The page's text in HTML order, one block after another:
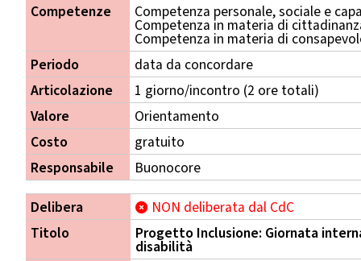
Competenze
Competenza personale, sociale e
Competenza in materia di
Competenza in materia di
Periodo
data da concordare
Articolazione
1 giorno/incontro (2 ore totali)
Valore
Orientamento
Costo
gratuito
Responsabile
Buonocore
Delibera
NON deliberata dal CdC
Titolo
Progetto Inclusione: Giornata
disabilità